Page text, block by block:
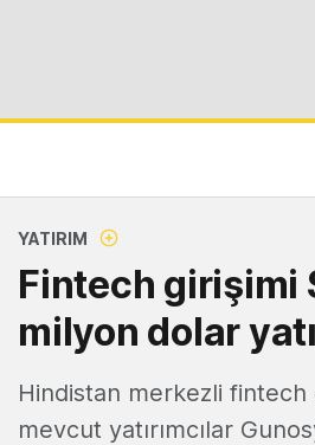
YATIRIM
Fintech girişimi
milyon dolar
Hindistan merkezli fintech
mevcut yatırımcılar